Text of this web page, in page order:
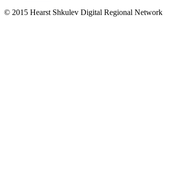
© 2015 Hearst Shkulev Digital Regional Network